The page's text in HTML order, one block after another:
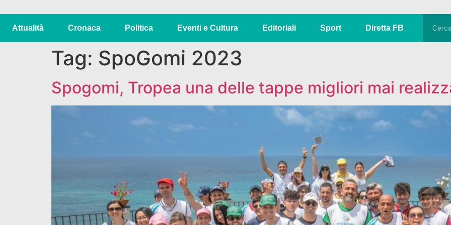
Attualità Cronaca Politica Eventi e Cultura Editoriali Sport Diretta FB
Tag: SpoGomi 2023
Spogomi, Tropea una delle tappe migliori mai